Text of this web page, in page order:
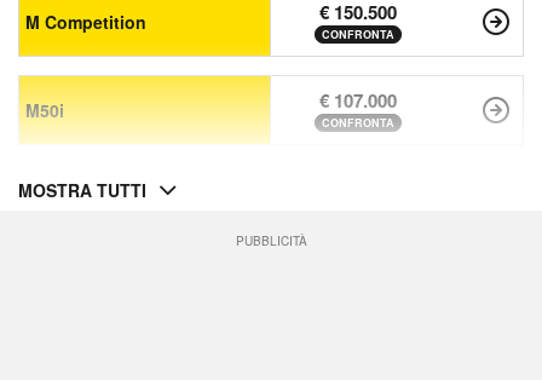
M Competition € 150.500
CONFRONTA
M50i € 107.000
CONFRONTA
MOSTRA TUTTI
PUBBLICITÀ